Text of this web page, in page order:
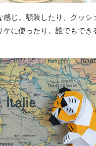
じ。額装したり、クッシ
ケに使ったり。誰でもでき